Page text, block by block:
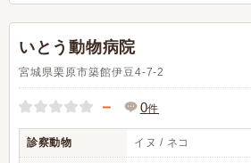
いとう動物病院
宮城県栗原市築館伊豆4-7-2
－ 0件
診察動物 イヌ / ネコ